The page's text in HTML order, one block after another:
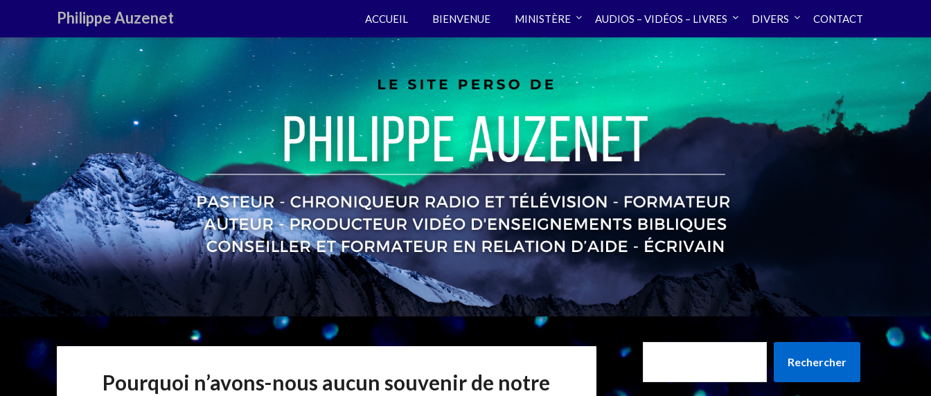
Philippe Auzenet ACCUEIL BIENVENUE MINISTÈRE AUDIOS – VIDÉOS – LIVRES DIVERS CONTACT
Pourquoi n’avons-nous aucun souvenir de notre
Rechercher